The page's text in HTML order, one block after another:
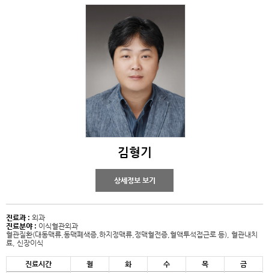
김형기
상세정보 보기
진료과 : 외과
진료분야 : 이식혈관외과
혈관질환(대동맥류,동맥폐색증,하지정맥류,정맥혈전증,혈액투석접근로 등), 혈관내치
료, 신장이식
진료시간 월 화 수 목
금